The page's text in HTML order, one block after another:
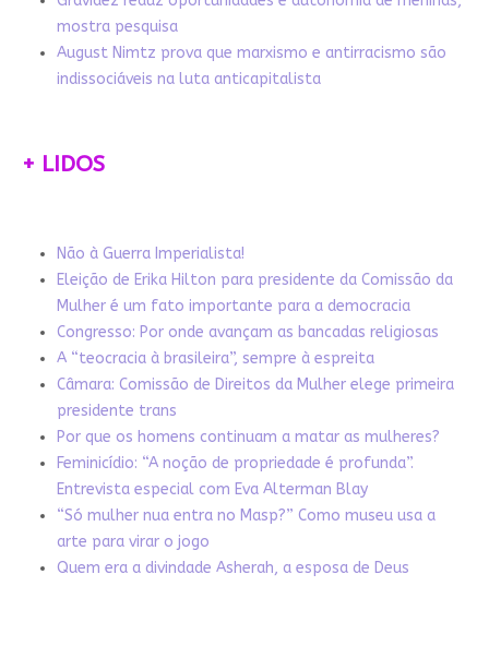
mostra pesquisa
August Nimtz prova que marxismo e antirracismo são
indissociáveis na luta anticapitalista
+ LIDOS
Não à Guerra Imperialista!
Eleição de Erika Hilton para presidente da Comissão da
Mulher é um fato importante para a democracia
Congresso: Por onde avançam as bancadas religiosas
A “teocracia à brasileira”, sempre à espreita
Câmara: Comissão de Direitos da Mulher elege primeira
presidente trans
Por que os homens continuam a matar as mulheres?
Feminicídio: “A noção de propriedade é profunda”.
Entrevista especial com Eva Alterman Blay
“Só mulher nua entra no Masp?” Como museu usa a
arte para virar o jogo
Quem era a divindade Asherah, a esposa de Deus